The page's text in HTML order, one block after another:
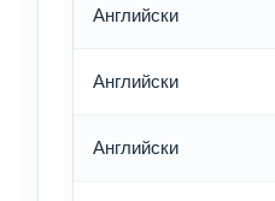
Английски
Английски
Английски